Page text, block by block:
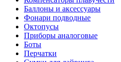
Баллоны и аксессуары
Фонари подводные
Октопусы
Приборы аналоговые
Боты
Перчатки